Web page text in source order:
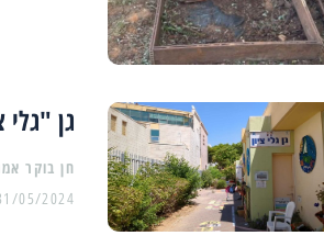
גן
05/2024